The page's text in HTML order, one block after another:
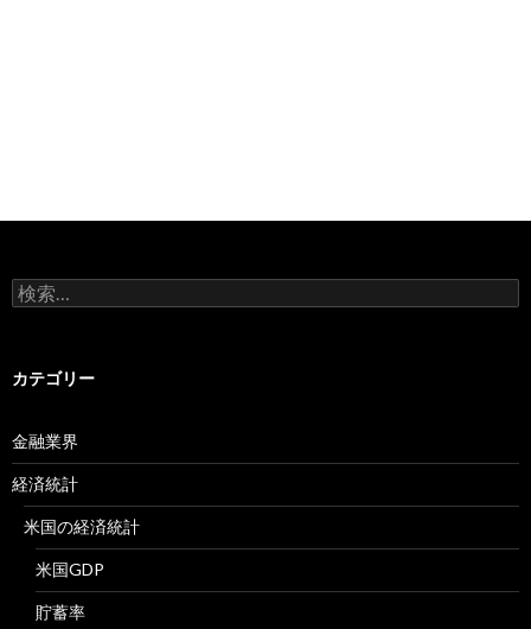
検
索:
カテゴリー
金融業界
経済統計
米国の経済統計
米国GDP
貯蓄率